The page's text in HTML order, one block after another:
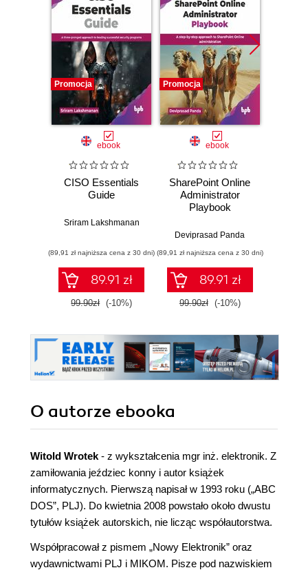
Promocja
ebook
CISO Essentials
Guide
Sriram Lakshmanan
(89,91 zł najniższa cena z 30 dni)
89.91 zł
99.90zł (-10%)
Promocja
ebook
SharePoint Online
Administrator
Playbook
Deviprasad Panda
(89,91 zł najniższa cena z 30 dni)
89.91 zł
99.90zł (-10%)
O autorze ebooka
Witold Wrotek - z wykształcenia mgr inż. elektronik. Z
zamiłowania jeździec konny i autor książek
informatycznych. Pierwszą napisał w 1993 roku („ABC
DOS”, PLJ). Do kwietnia 2008 powstało około dwustu
tytułów książek autorskich, nie licząc współautorstwa.
Współpracował z pismem „Nowy Elektronik” oraz
wydawnictwami PLJ i MIKOM. Pisze pod nazwiskiem